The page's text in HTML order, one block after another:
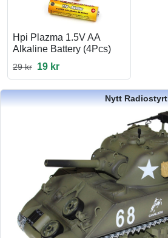
Hpi Plazma 1.5V AA
Alkaline Battery (4Pcs)
29 kr 19 kr
Nytt Radiostyrt